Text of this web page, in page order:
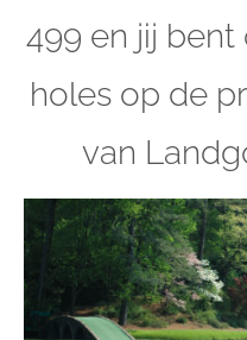
499 en jij bent
holes op de
van